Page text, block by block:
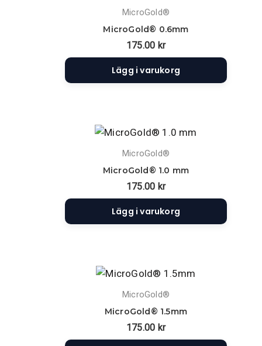
MicroGold®
MicroGold® 0.6mm
175.00 kr
Lägg i varukorg
MicroGold®
MicroGold® 1.0 mm
175.00 kr
Lägg i varukorg
MicroGold®
MicroGold® 1.5mm
175.00 kr